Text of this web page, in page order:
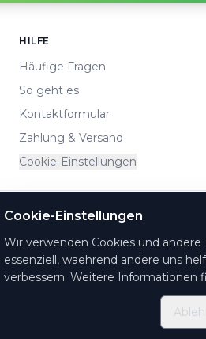
HILFE
Häufige Fragen
So geht es
Kontaktformular
Zahlung & Versand
Cookie-Einstellungen
Veranstaltungsorte.
© 2026
Cookie-Einstellungen
Wir verwenden Cookies und
essenziell, waehrend andere uns
verbessern. Weitere Informationen